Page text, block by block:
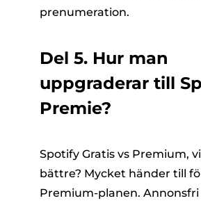
prenumeration.
Del 5. Hur man
uppgraderar till
Premie?
Spotify Gratis vs Premium,
bättre? Mycket händer till
Premium-planen. Annonsfri